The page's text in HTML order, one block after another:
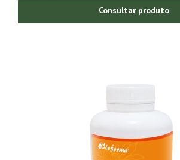
Consultar produto